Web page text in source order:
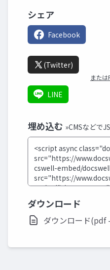
シェア
Facebook
(Twitter)
また
LINE
埋め込む »CMSなどで
ダウンロード
ダウンロード(pdf